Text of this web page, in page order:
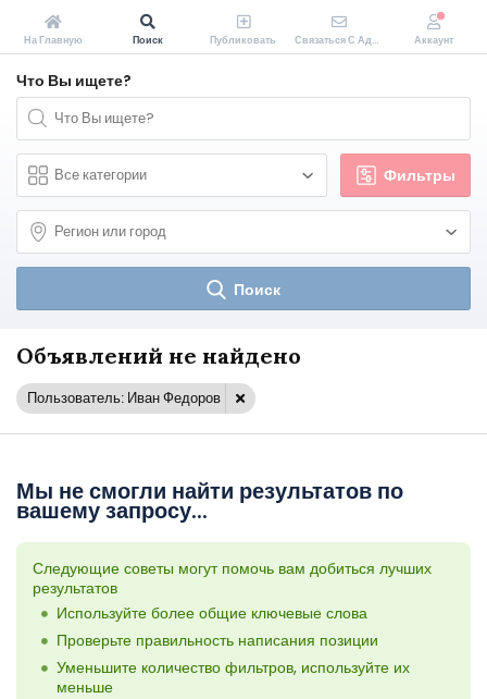
Что Вы ищете?
Фильтры
Поиск
Объявлений не найдено
Пользователь: Иван Федоров
Мы не смогли найти результатов по
вашему запросу...
Следующие советы могут помочь вам добиться лучших
результатов
Используйте более общие ключевые слова
Проверьте правильность написания позиции
Уменьшите количество фильтров, используйте их
меньше
На Главную Поиск Публиковать Связаться С Администрацией Zakopeiki.by Аккаунт